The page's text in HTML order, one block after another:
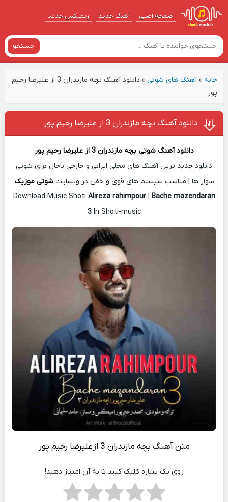
صفحه اصلی آهنگ‌ جدید ریمیکس جدید
جستجو
خانه»آهنگ های شوتی»
دانلود آهنگ بچه مازندران 3 از علیرضا رحیم
پور
دانلود آهنگ بچه مازندران 3 از علیرضا رحیم پور
دانلود آهنگ شوتی بچه مازندران 3 ازعلیرضا رحیم پور
دانلود جدید ترین آهنگ های محلی ایرانی و خارجی باحال برای شوتی
سوار ها | مناسب سیستم های قوی و خفن در وبسایتشوتی موزیک
Download Music Shoti Alireza rahimpour| Bache mazendaran
3In Shoti-music
متن آهنگ بچه مازندران 3 از علیرضا رحیم پور
روی یک ستاره کلیک کنید تا به آن امتیاز دهید!